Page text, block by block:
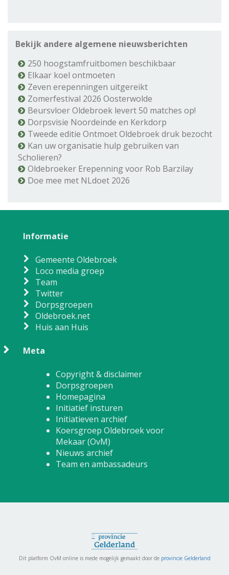
Bekijk andere algemene nieuwsberichten
250 hoogstamfruitbomen beschikbaar
Elkaar koel ontmoeten
Zeven erepenningen uitgereikt
Zomerfestival 2026 Oosterwolde
Beursvloer Oldebroek levert 50 matches op!
Dorpsvisie Noordeinde en Kerkdorp
Tweede editie Ontmoet Oldebroek druk bezocht
Kan uw organisatie hulp gebruiken van
Scholieren?
Oldebroeker Erepenning voor Rob Barzilay
Doe mee met NLdoet 2026
Informatie
Gemeente Oldebroek
Loco media groep
Team
Twitter
Dorpsgroepen
Oldebroek.net
Huis aan Huis
Meta
Copyright & disclaimer
Dorpsgroepen
Homepagina
Initiatief insturen
Initiatieven archief
Koersgroep Oldebroek voor
Mekaar (OvM)
Nieuws archief
Team en ambassadeurs
Dit platform OvM online is mede mogelijk gemaakt door de provincie Gelderland